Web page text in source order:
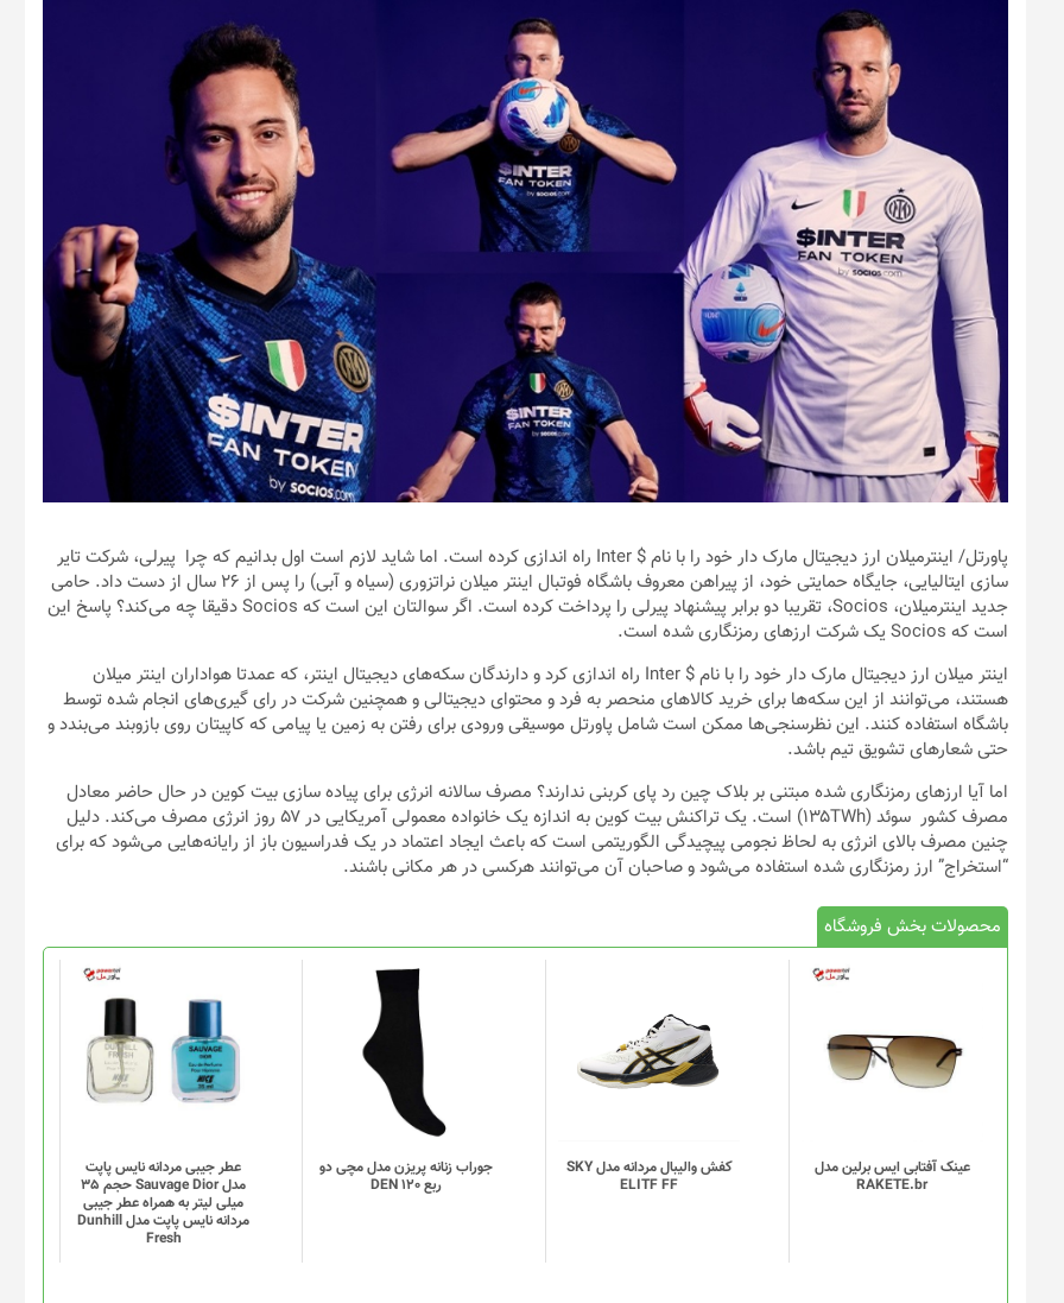
پاورتل
/ اینترمیلان ارز دیجیتال مارک دار خود را با نام $ Inter راه اندازی کرده است. اما شاید لازم است اول بدانیم که چرا پیرلی، شرکت تایر
سازی ایتالیایی، جایگاه حمایتی خود، از پیراهن معروف باشگاه فوتبال اینتر میلان نراتزوری (سیاه و آبی) را پس از ۲۶ سال از دست داد. حامی
جدید اینترمیلان، Socios، تقریبا دو برابر پیشنهاد پیرلی را پرداخت کرده است. اگر سوالتان این است که Socios دقیقا چه می‌کند؟ پاسخ این
است که Socios یک شرکت ارز‌های رمزنگاری شده است.
اینتر میلان ارز دیجیتال مارک دار خود را با نام $ Inter راه اندازی کرد و دارندگان سکه‌های دیجیتال اینتر، که عمدتا هواداران اینتر میلان
هستند، می‌توانند از این سکه‌ها برای خرید کالا‌های منحصر به فرد و محتوای دیجیتالی و همچنین شرکت در رای گیری‌های انجام شده توسط
باشگاه استفاده کنند. این نظرسنجی‌ها ممکن است شامل پاورتل موسیقی ورودی برای رفتن به زمین یا پیامی که کاپیتان روی بازوبند می‌بندد و
حتی شعار‌های تشویق تیم باشد.
اما آیا ارز‌های رمزنگاری شده مبتنی بر بلاک چین رد پای کربنی ندارند؟ مصرف سالانه انرژی برای پیاده سازی بیت کوین در حال حاضر معادل
مصرف کشور سوئد (۱۳۵TWh) است. یک تراکنش بیت کوین به اندازه یک خانواده معمولی آمریکایی در ۵۷ روز انرژی مصرف می‌کند. دلیل
چنین مصرف بالای انرژی به لحاظ نجومی پیچیدگی الگوریتمی است که باعث ایجاد اعتماد در یک فدراسیون باز از رایانه‌هایی می‌شود که برای
“استخراج” ارز رمزنگاری شده استفاده می‌شود و صاحبان آن می‌توانند هرکسی در هر مکانی باشند.
محصولات بخش فروشگاه
عینک آفتابی ایس برلین مدل
RAKETE.br
کفش والیبال مردانه مدل SKY
ELITF FF
دارای
انواع
مختلفی
گزینه
ها
جوراب زنانه پریزن مدل مچی دو
ربع DEN 120
این
محصول
دارای
انواع
مختلفی
می
گزینه
ها
عطر جیبی مردانه نایس پاپت
مدل Sauvage Dior حجم 35
میلی لیتر به همراه عطر جیبی
مردانه نایس پاپت مدل Dunhill
Fresh